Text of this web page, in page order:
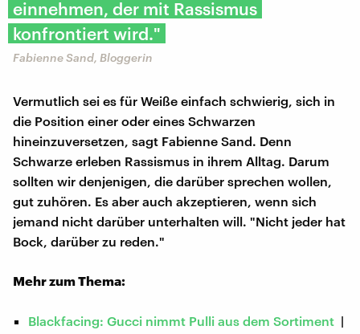
einnehmen, der mit Rassismus
konfrontiert wird."
Fabienne Sand, Bloggerin
Vermutlich sei es für Weiße einfach schwierig, sich in
die Position einer oder eines Schwarzen
hineinzuversetzen, sagt Fabienne Sand. Denn
Schwarze erleben Rassismus in ihrem Alltag. Darum
sollten wir denjenigen, die darüber sprechen wollen,
gut zuhören. Es aber auch akzeptieren, wenn sich
jemand nicht darüber unterhalten will. "Nicht jeder hat
Bock, darüber zu reden."
Mehr zum Thema:
Blackfacing: Gucci nimmt Pulli aus dem Sortiment |